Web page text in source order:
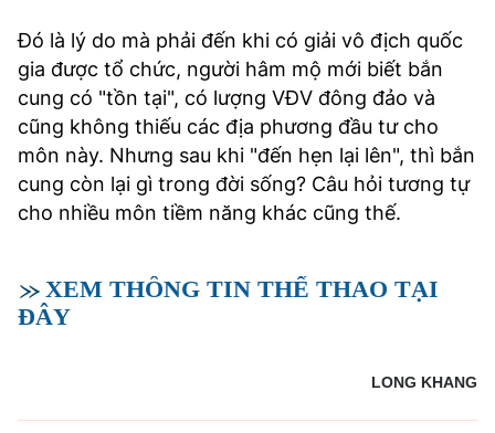
Đó là lý do mà phải đến khi có giải vô địch quốc
gia được tổ chức, người hâm mộ mới biết bắn
cung có "tồn tại", có lượng VĐV đông đảo và
cũng không thiếu các địa phương đầu tư cho
môn này. Nhưng sau khi "đến hẹn lại lên", thì bắn
cung còn lại gì trong đời sống? Câu hỏi tương tự
cho nhiều môn tiềm năng khác cũng thế.
XEM THÔNG TIN THỂ THAO TẠI
ĐÂY
LONG KHANG